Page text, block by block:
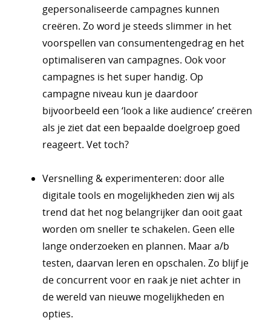
gepersonaliseerde campagnes kunnen
creëren. Zo word je steeds slimmer in het
voorspellen van consumentengedrag en het
optimaliseren van campagnes. Ook voor
campagnes is het super handig. Op
campagne niveau kun je daardoor
bijvoorbeeld een ‘look a like audience’ creëren
als je ziet dat een bepaalde doelgroep goed
reageert. Vet toch?
Versnelling & experimenteren: door alle
digitale tools en mogelijkheden zien wij als
trend dat het nog belangrijker dan ooit gaat
worden om sneller te schakelen. Geen elle
lange onderzoeken en plannen. Maar a/b
testen, daarvan leren en opschalen. Zo blijf je
de concurrent voor en raak je niet achter in
de wereld van nieuwe mogelijkheden en
opties.